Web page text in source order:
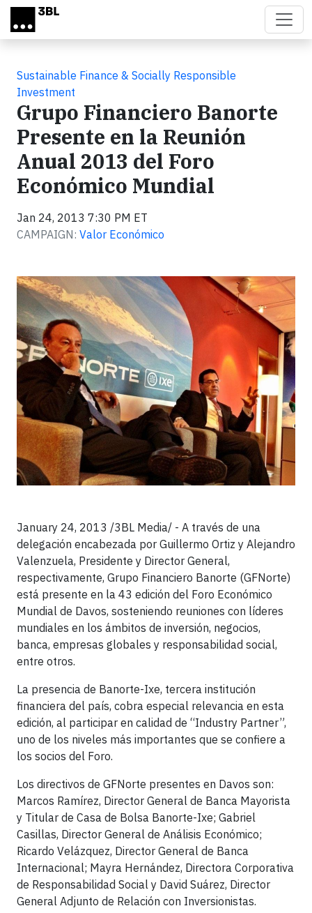
Skip to main content
Sustainable Finance & Socially Responsible
Investment
Grupo Financiero Banorte
Presente en la Reunión
Anual 2013 del Foro
Económico Mundial
Jan 24, 2013 7:30 PM ET
CAMPAIGN: Valor Económico
January 24, 2013 /3BL Media/ - A través de una
delegación encabezada por Guillermo Ortiz y Alejandro
Valenzuela, Presidente y Director General,
respectivamente, Grupo Financiero Banorte (GFNorte)
está presente en la 43 edición del Foro Económico
Mundial de Davos, sosteniendo reuniones con líderes
mundiales en los ámbitos de inversión, negocios,
banca, empresas globales y responsabilidad social,
entre otros.
La presencia de Banorte-Ixe, tercera institución
financiera del país, cobra especial relevancia en esta
edición, al participar en calidad de “Industry Partner”,
uno de los niveles más importantes que se confiere a
los socios del Foro.
Los directivos de GFNorte presentes en Davos son:
Marcos Ramírez, Director General de Banca Mayorista
y Titular de Casa de Bolsa Banorte-Ixe; Gabriel
Casillas, Director General de Análisis Económico;
Ricardo Velázquez, Director General de Banca
Internacional; Mayra Hernández, Directora Corporativa
de Responsabilidad Social y David Suárez, Director
General Adjunto de Relación con Inversionistas.